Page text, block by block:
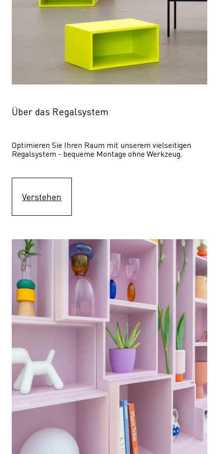
Über das Regalsystem
Optimieren Sie Ihren Raum mit unserem vielseitigen
Regalsystem - bequeme Montage ohne Werkzeug.
Verstehen